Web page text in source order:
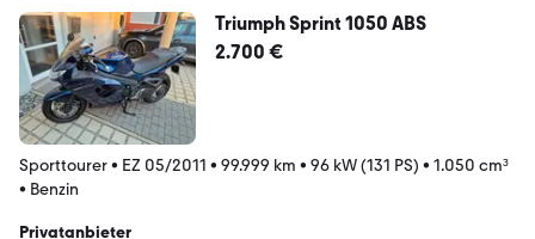
Triumph Sprint 1050 ABS
2.700 €
Sporttourer• EZ 05/2011 • 99.999 km • 96 kW (131 PS) • 1.050 cm³
• Benzin
Privatanbieter